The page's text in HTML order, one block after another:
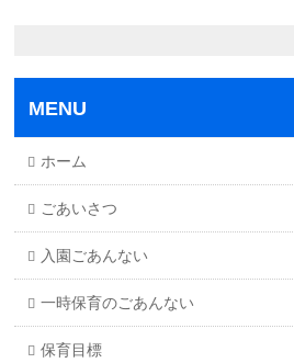
MENU
ホーム
ごあいさつ
入園ごあんない
一時保育のごあんない
保育目標